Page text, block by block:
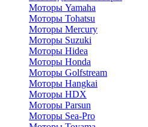
Моторы Yamaha
Моторы Tohatsu
Моторы Mercury
Моторы Suzuki
Моторы Hidea
Моторы Honda
Моторы Golfstream
Моторы Hangkai
Моторы HDX
Моторы Parsun
Моторы Sea-Pro